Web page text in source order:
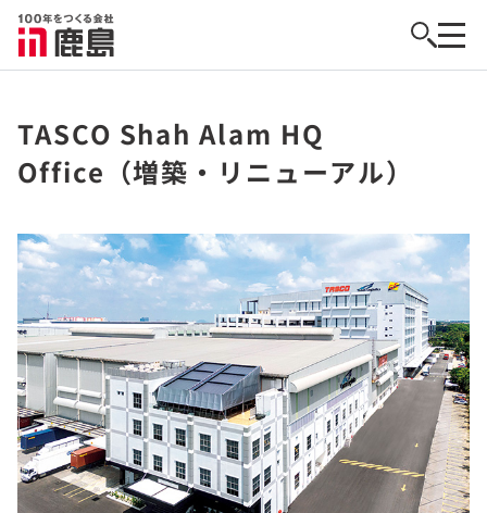
TASCO Shah Alam HQ
Office（増築・リニューアル）